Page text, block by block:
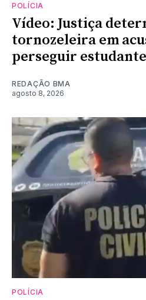
POLÍCIA
Vídeo: Justiça
tornozeleira em
perseguir estudante
REDAÇÃO BMA
agosto 8, 2026
POLÍCIA